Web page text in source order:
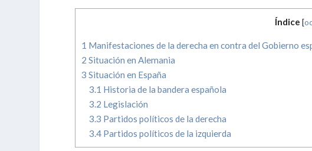
Índice [
1 Manifestaciones de la derecha en contra del Gobierno
2 Situación en Alemania
3 Situación en España
3.1 Historia de la bandera española
3.2 Legislación
3.3 Partidos políticos de la derecha
3.4 Partidos políticos de la izquierda